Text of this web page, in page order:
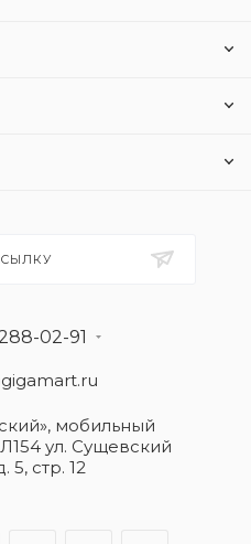
02-91
мобильный
ул. Сущевский
5, стр. 12